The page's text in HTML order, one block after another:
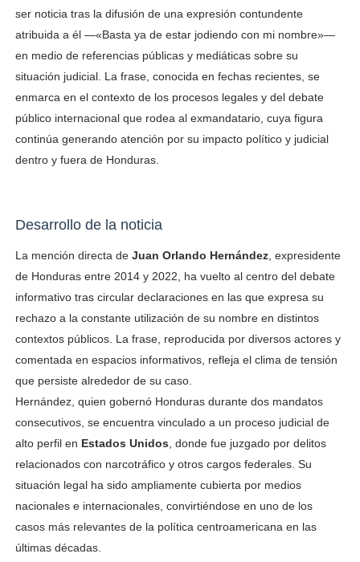
ser noticia tras la difusión de una expresión contundente
atribuida a él —«Basta ya de estar jodiendo con mi nombre»—
en medio de referencias públicas y mediáticas sobre su
situación judicial. La frase, conocida en fechas recientes, se
enmarca en el contexto de los procesos legales y del debate
público internacional que rodea al exmandatario, cuya figura
continúa generando atención por su impacto político y judicial
dentro y fuera de Honduras.
Desarrollo de la noticia
La mención directa de Juan Orlando Hernández, expresidente
de Honduras entre 2014 y 2022, ha vuelto al centro del debate
informativo tras circular declaraciones en las que expresa su
rechazo a la constante utilización de su nombre en distintos
contextos públicos. La frase, reproducida por diversos actores y
comentada en espacios informativos, refleja el clima de tensión
que persiste alrededor de su caso.
Hernández, quien gobernó Honduras durante dos mandatos
consecutivos, se encuentra vinculado a un proceso judicial de
alto perfil en Estados Unidos , donde fue juzgado por delitos
relacionados con narcotráfico y otros cargos federales. Su
situación legal ha sido ampliamente cubierta por medios
nacionales e internacionales, convirtiéndose en uno de los
casos más relevantes de la política centroamericana en las
últimas décadas.